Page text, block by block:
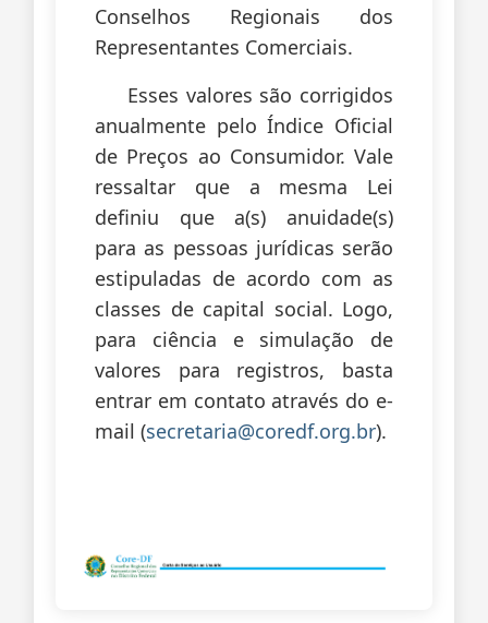
Conselhos Regionais dos
Representantes Comerciais.
Esses valores são corrigidos
anualmente pelo Índice Oficial
de Preços ao Consumidor. Vale
ressaltar que a mesma Lei
definiu que a(s) anuidade(s)
para as pessoas jurídicas serão
estipuladas de acordo com as
classes de capital social. Logo,
para ciência e simulação de
valores para registros, basta
entrar em contato através do e-
mail (secretaria@coredf.org.br).